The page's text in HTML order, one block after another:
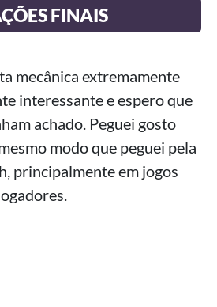
FINAIS
mecânica extremamente
interessante e espero que
achado. Peguei gosto
modo que peguei pela
principalmente em jogos